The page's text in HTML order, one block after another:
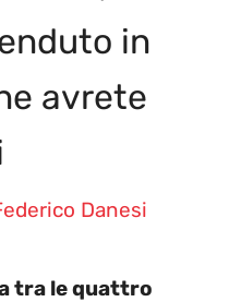
in
avrete
Danesi
tra le quattro